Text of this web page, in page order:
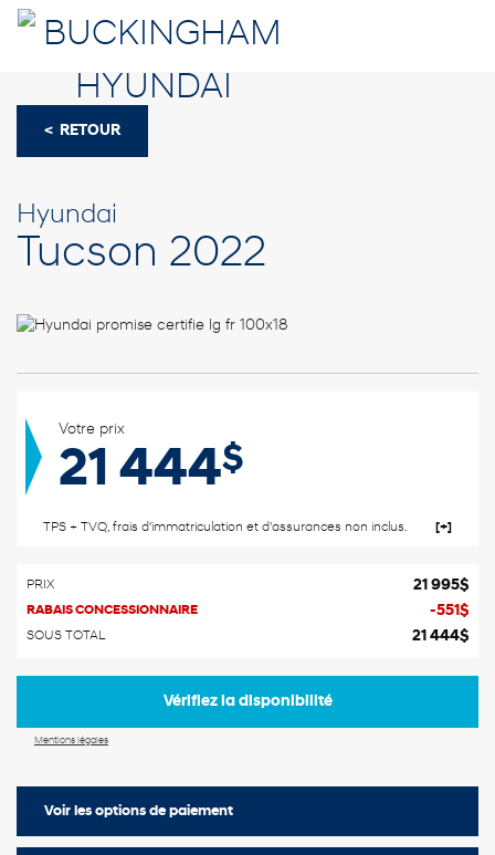
< RETOUR
Hyundai
Tucson 2022
Votre prix
21 444$
TPS + TVQ, frais d'immatriculation et d'assurances non inclus.
PRIX 21 995$
RABAIS CONCESSIONNAIRE -551$
SOUS TOTAL 21 444$
Vérifiez la disponibilité
Mentions légales
Voir les options de paiement